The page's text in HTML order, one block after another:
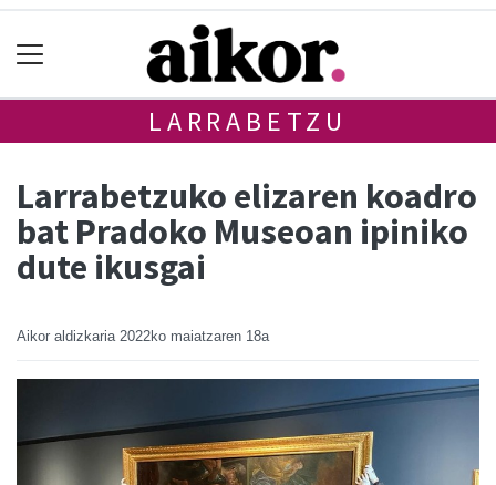
LARRABETZU
Larrabetzuko elizaren koadro
bat Pradoko Museoan ipiniko
dute ikusgai
Aikor aldizkaria 2022ko maiatzaren 18a